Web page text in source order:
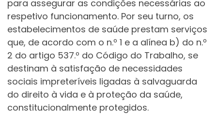
para assegurar as condições necessárias ao
respetivo funcionamento. Por seu turno, os
estabelecimentos de saúde prestam serviços
que, de acordo com o n.º 1 e a alínea b) do n.º
2 do artigo 537.º do Código do Trabalho, se
destinam à satisfação de necessidades
sociais impreteríveis ligadas à salvaguarda
do direito à vida e à proteção da saúde,
constitucionalmente protegidos.